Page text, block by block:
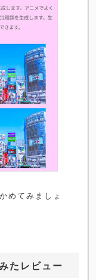
めてみましょ
たレビュー